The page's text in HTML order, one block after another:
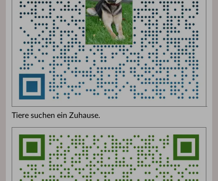
Tiere suchen ein Zuhause.